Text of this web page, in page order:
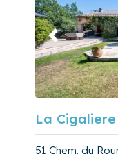
Précédent
La Cigaliere
51 Chem. du